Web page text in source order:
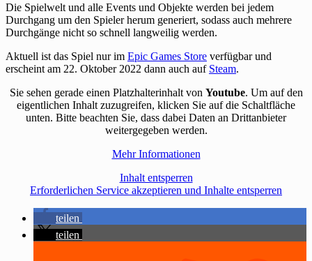
Die Spielwelt und alle Events und Objekte werden bei jedem
Durchgang um den Spieler herum generiert, sodass auch mehrere
Durchgänge nicht so schnell langweilig werden.
Aktuell ist das Spiel nur im Epic Games Store verfügbar und
erscheint am 22. Oktober 2022 dann auch auf Steam.
Sie sehen gerade einen Platzhalterinhalt von Youtube. Um auf den
eigentlichen Inhalt zuzugreifen, klicken Sie auf die Schaltfläche
unten. Bitte beachten Sie, dass dabei Daten an Drittanbieter
weitergegeben werden.
Mehr Informationen
Inhalt entsperren
Erforderlichen Service akzeptieren und Inhalte entsperren
teilen
teilen